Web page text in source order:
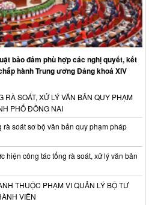
bảo đảm phù hợp các nghị quyết, kết
hành Trung ương Đảng khoá XIV
RÀ SOÁT, XỬ LÝ VĂN BẢN QUY PHẠM
PHỐ ĐỒNG NAI
soát sơ bộ văn bản quy phạm pháp
hiện công tác tổng rà soát, xử lý văn bản
THUỘC PHẠM VI QUẢN LÝ BỘ TƯ
VIÊN